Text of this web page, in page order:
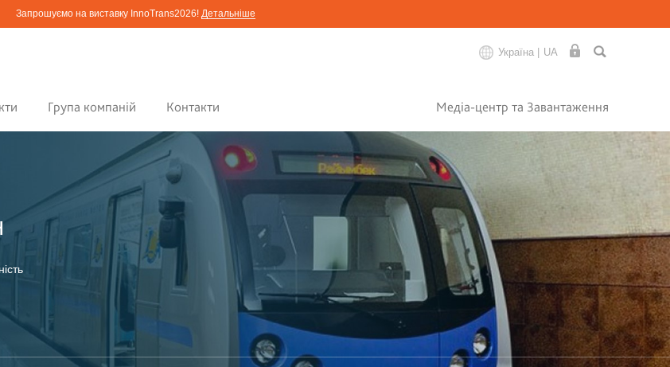
Запрошуємо на виставку InnoTrans2026! Детальніше
Україна | UA
Група компаній Контакти Медіа-центр та Завантаження